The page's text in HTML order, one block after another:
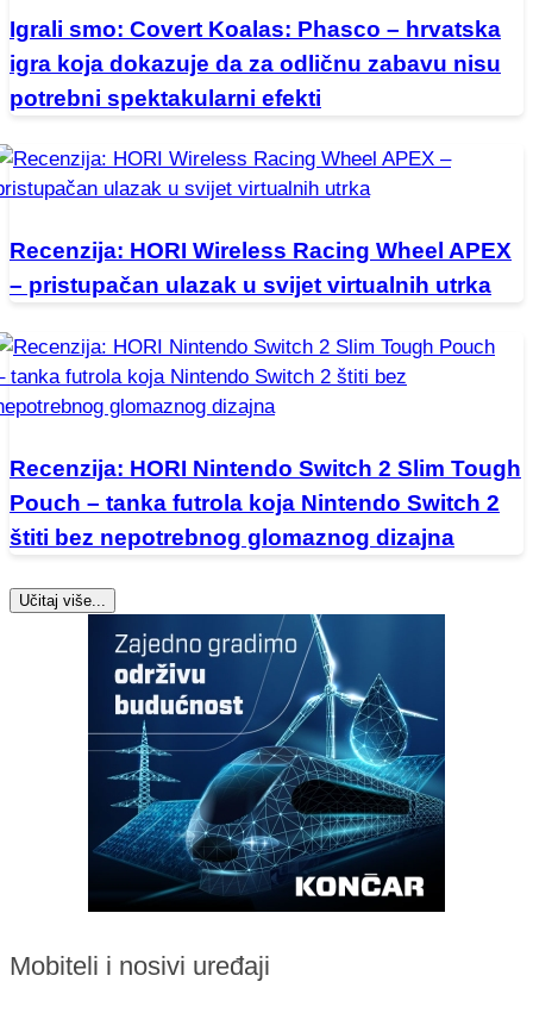
Igrali smo: Covert Koalas: Phasco – hrvatska
igra koja dokazuje da za odličnu zabavu nisu
potrebni spektakularni efekti
Recenzija: HORI Wireless Racing Wheel APEX
– pristupačan ulazak u svijet virtualnih utrka
Recenzija: HORI Nintendo Switch 2 Slim Tough
Pouch – tanka futrola koja Nintendo Switch 2
štiti bez nepotrebnog glomaznog dizajna
Učitaj više...
Mobiteli i nosivi uređaji